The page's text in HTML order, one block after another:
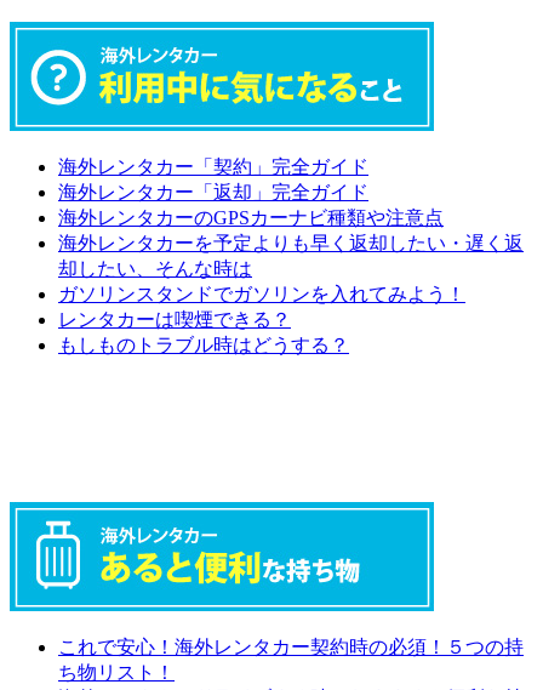
海外レンタカー「契約」完全ガイド
海外レンタカー「返却」完全ガイド
海外レンタカーのGPSカーナビ種類や注意点
海外レンタカーを予定よりも早く返却したい・遅く返
却したい、そんな時は
ガソリンスタンドでガソリンを入れてみよう！
レンタカーは喫煙できる？
もしものトラブル時はどうする？
これで安心！海外レンタカー契約時の必須！５つの持
ち物リスト！